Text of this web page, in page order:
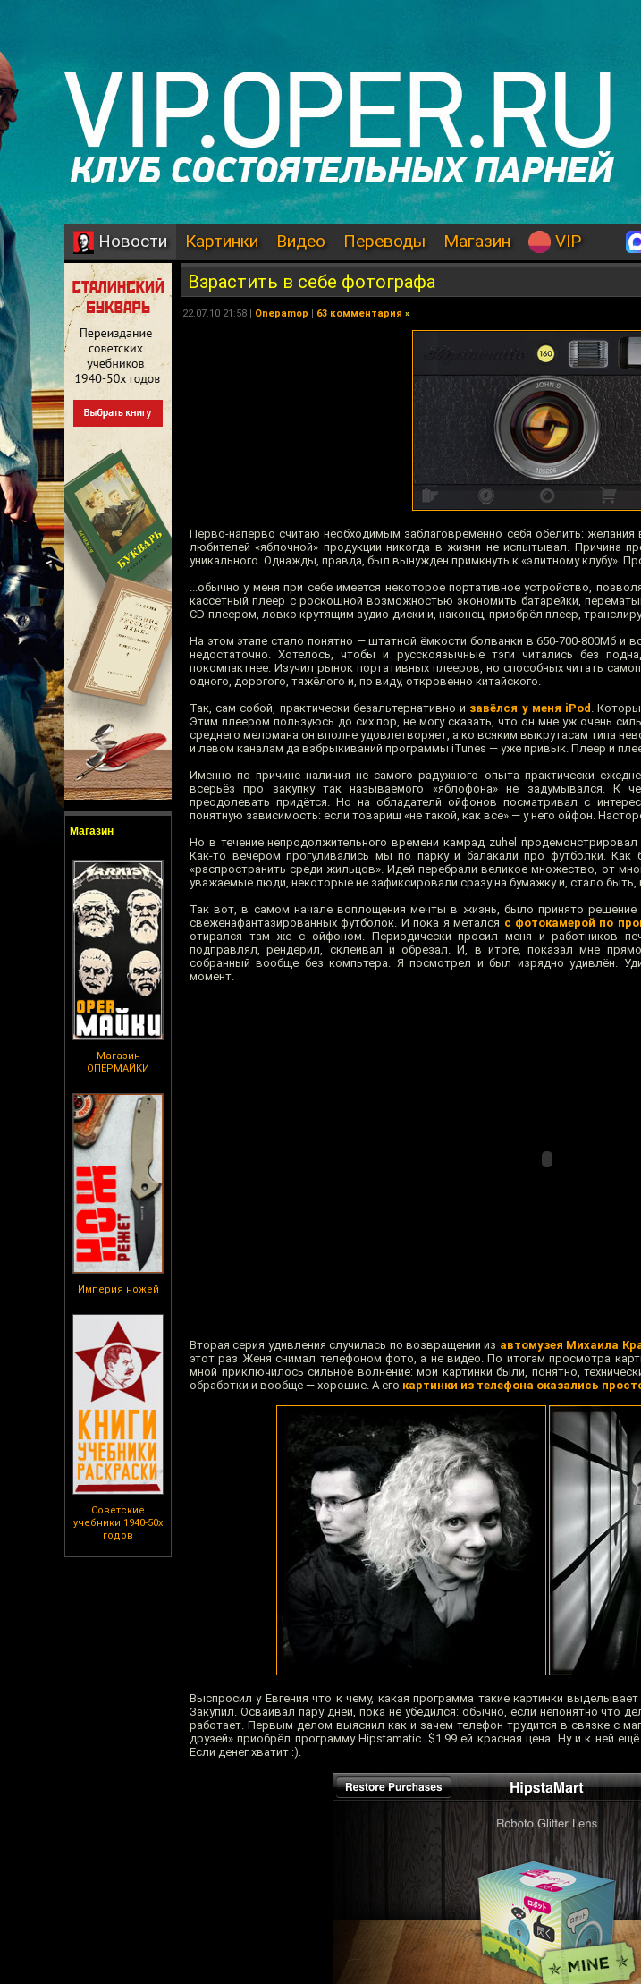
Новости Картинки Видео Переводы Магазин VIP
Магазин
Магазин
ОПЕРМАЙКИ
Империя ножей
Советские
учебники 1940-50х
годов
Взрастить в себе фотографа
22.07.10 21:58 | Onepamop | 63 комментария »
Перво-наперво считаю необходимым заблаговременно себя обелить:
любителей «яблочной» продукции никогда в жизни не испытывал. Причина
уникального. Однажды, правда, был вынужден примкнуть к «элитному клубу».
...обычно у меня при себе имеется некоторое портативное устройство,
кассетный плеер с роскошной возможностью экономить батарейки,
CD-плеером, ловко крутящим аудио-диски и, наконец, приобрёл плеер,
На этом этапе стало понятно — штатной ёмкости болванки в 650-700-800Мб и
недостаточно. Хотелось, чтобы и русскоязычные тэги читались без
покомпактнее. Изучил рынок портативных плееров, но способных читать
одного, дорогого, тяжёлого и, по виду, откровенно китайского.
Так, сам собой, практически безальтернативно и завёлся у меня iPod .
Этим плеером пользуюсь до сих пор, не могу сказать, что он мне уж очень
среднего меломана он вполне удовлетворяет, а ко всяким выкрутасам типа
и левом каналам да взбрыкиваний программы iTunes — уже привык. Плеер и
Именно по причине наличия не самого радужного опыта практически
всерьёз про закупку так называемого «яблофона» не задумывался. К
преодолевать придётся. Но на обладателй ойфонов посматривал с
понятную зависимость: если товарищ «не такой, как все» — у него ойфон.
Но в течение непродолжительного времени камрад zuhel
Как-то вечером прогуливались мы по парку и балакали про футболки. Как
«распространить среди жильцов». Идей перебрали великое множество, от
уважаемые люди, некоторые не зафиксировали сразу на бумажку и, стало быть,
Так вот, в самом начале воплощения мечты в жизнь, было принято решение
свеженафантазированных футболок. И пока я метался с фотокамерой по
отирался там же с ойфоном. Периодически просил меня и работников
подправлял, рендерил, склеивал и обрезал. И, в итоге, показал мне
собранный вообще без компьтера. Я посмотрел и был изрядно удивлён.
момент.
Вторая серия удивления случилась по возвращении из автомузея Михаила
этот раз Женя снимал телефоном фото, а не видео. По итогам просмотра
мной приключилось сильное волнение: мои картинки были, понятно,
обработки и вообще — хорошие. А его картинки из телефона оказались
Выспросил у Евгения что к чему, какая программа такие картинки
Закупил. Осваивал пару дней, пока не убедился: обычно, если непонятно что
работает. Первым делом выяснил как и зачем телефон трудится в связке с
друзей» приобрёл программу Hipstamatic. $1.99 ей красная цена. Ну и к ней
Если денег хватит :).